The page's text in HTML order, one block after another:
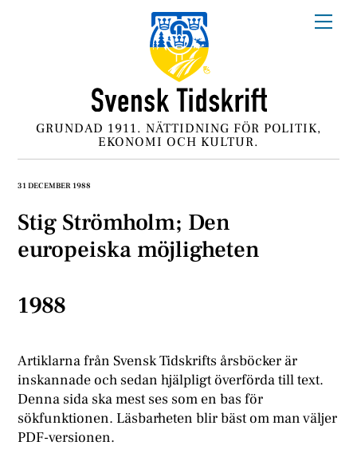
GRUNDAD 1911. NÄTTIDNING FÖR POLITIK,
EKONOMI OCH KULTUR.
31 DECEMBER 1988
Stig Strömholm; Den
europeiska möjligheten
1988
Artiklarna från Svensk Tidskrifts årsböcker är
inskannade och sedan hjälpligt överförda till text.
Denna sida ska mest ses som en bas för
sökfunktionen. Läsbarheten blir bäst om man väljer
PDF-versionen.